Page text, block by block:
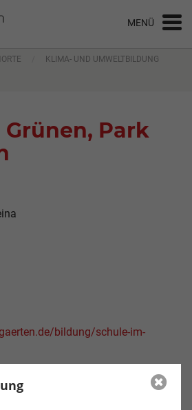
KLIMA- UND UMWELTBILDUNG
Park
bildung/schule-im-